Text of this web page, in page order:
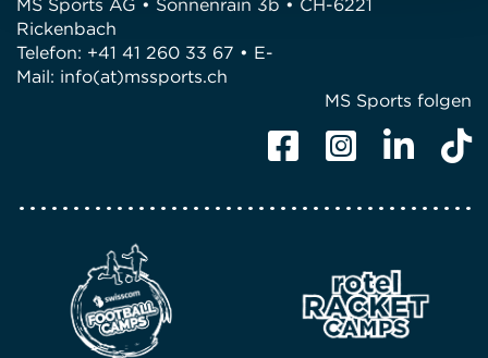
MS Sports AG • Sonnenrain 3b • CH-6221
Rickenbach
Telefon: +41 41 260 33 67 • E-
Mail: info(at)mssports.ch
MS Sports folgen